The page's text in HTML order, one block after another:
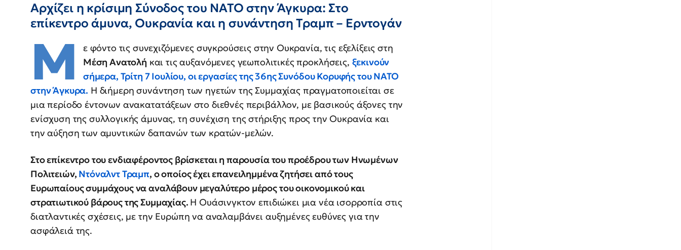
Αρχίζει η κρίσιμη Σύνοδος του ΝΑΤΟ στην Άγκυρα: Στο
επίκεντρο άμυνα, Ουκρανία και η συνάντηση Τραμπ – Ερντογάν
Μ
ε φόντο τις συνεχιζόμενες συγκρούσεις στην Ουκρανία, τις εξελίξεις στη
Μέση Ανατολή και τις αυξανόμενες γεωπολιτικές προκλήσεις, ξεκινούν
σήμερα, Τρίτη 7 Ιουλίου, οι εργασίες της 36ης Συνόδου Κορυφής του ΝΑΤΟ
στην Άγκυρα. Η διήμερη συνάντηση των ηγετών της Συμμαχίας πραγματοποιείται σε
μια περίοδο έντονων ανακατατάξεων στο διεθνές περιβάλλον, με βασικούς άξονες την
ενίσχυση της συλλογικής άμυνας, τη συνέχιση της στήριξης προς την Ουκρανία και
την αύξηση των αμυντικών δαπανών των κρατών-μελών.
Στο επίκεντρο του ενδιαφέροντος βρίσκεται η παρουσία του προέδρου των Ηνωμένων
Πολιτειών, Ντόναλντ Τραμπ, ο οποίος έχει επανειλημμένα ζητήσει από τους
Ευρωπαίους συμμάχους να αναλάβουν μεγαλύτερο μέρος του οικονομικού και
στρατιωτικού βάρους της Συμμαχίας. Η Ουάσινγκτον επιδιώκει μια νέα ισορροπία στις
διατλαντικές σχέσεις, με την Ευρώπη να αναλαμβάνει αυξημένες ευθύνες για την
ασφάλειά της.